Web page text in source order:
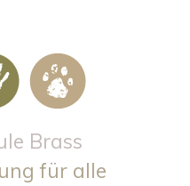
Brass
für alle